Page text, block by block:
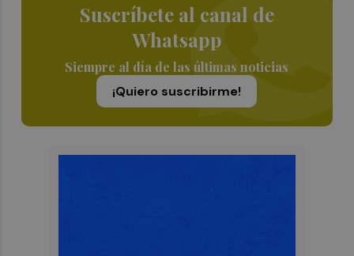
Suscríbete al canal de
Whatsapp
Siempre al día de las últimas noticias
¡Quiero suscribirme!